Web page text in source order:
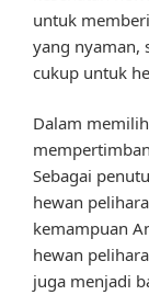
untuk
yang nyaman,
cukup untuk
Dalam
Sebagai
hewan
kemampuan
hewan
juga menjadi